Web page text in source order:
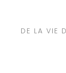
DE LA VIE